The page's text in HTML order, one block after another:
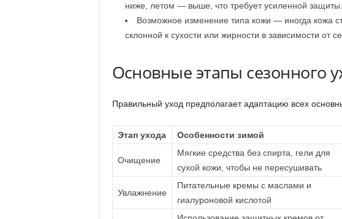
ниже, летом — выше, что требует усиленной защиты.
Возможное изменение типа кожи — иногда кожа
склонной к сухости или жирности в зависимости от
Основные этапы сезонного
Правильный уход предполагает адаптацию всех
Этап ухода Особенности зимой
Очищение
Мягкие средства без спирта, гели для
сухой кожи, чтобы не пересушивать
Увлажнение
Питательные кремы с маслами и
гиалуроновой кислотой